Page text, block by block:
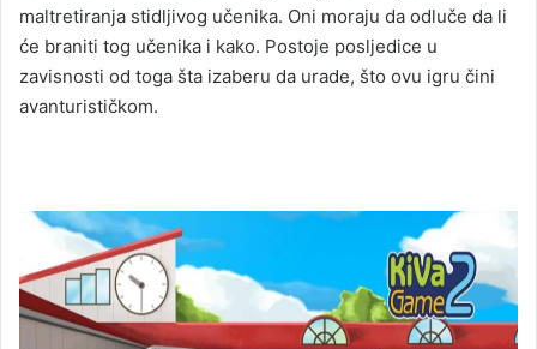
maltretiranja stidljivog učenika. Oni moraju da odluče da li
će braniti tog učenika i kako. Postoje posljedice u
zavisnosti od toga šta izaberu da urade, što ovu igru čini
avanturističkom.